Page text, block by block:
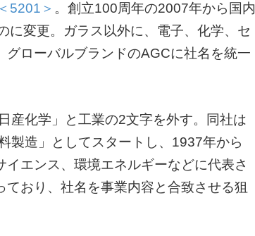
＜5201＞ 。創立100周年の2007年から国内
に変更。ガラス以外に、電子、化学、セ
ローバルブランドのAGCに社名を統一
産化学」と工業の2文字を外す。同社は
製造」としてスタートし、1937年から
エンス、環境エネルギーなどに代表さ
おり、社名を事業内容と合致させる狙